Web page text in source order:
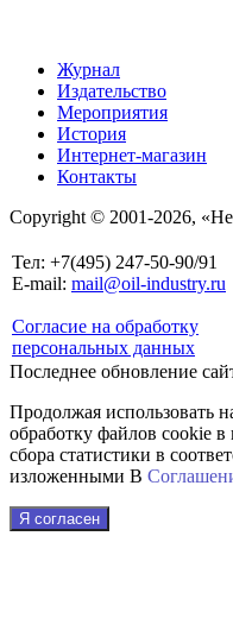
Журнал
Издательство
Мероприятия
История
Интернет-магазин
Контакты
Copyright © 2001-2026,
Тел: +7(495) 247-50-90/91
E-mail: mail@oil-industry.ru
Согласие на обработку
персональных данных
Последнее обновление
Продолжая использовать
обработку файлов cookie
сбора статистики в
изложенными В
Я согласен